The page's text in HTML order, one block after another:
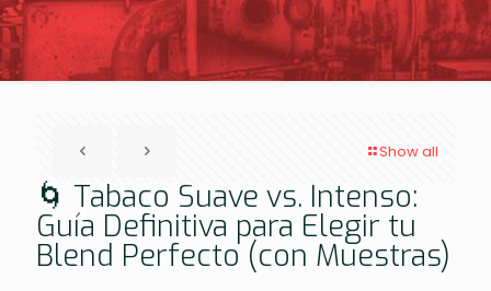
Show all
🌀 Tabaco Suave vs. Intenso:
Guía Definitiva para Elegir tu
Blend Perfecto (con Muestras)